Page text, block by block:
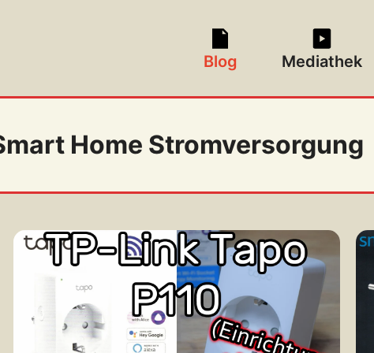
Blog Mediathek
Home Stromversorgung